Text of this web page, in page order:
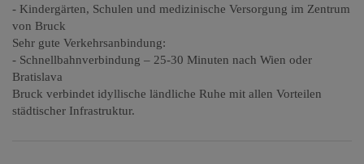
- Kindergärten, Schulen und medizinische Versorgung im Zentrum
von Bruck
Sehr gute Verkehrsanbindung:
- Schnellbahnverbindung – 25-30 Minuten nach Wien oder
Bratislava
Bruck verbindet idyllische ländliche Ruhe mit allen Vorteilen
städtischer Infrastruktur.